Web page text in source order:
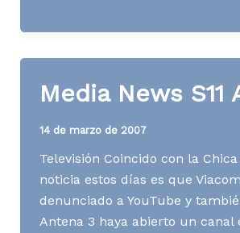
S20
Media News S11
14 de marzo de 2007
Televisión Coincido con la
noticia estos días es que
denunciado a YouTube y
Antena 3 haya abierto un canal